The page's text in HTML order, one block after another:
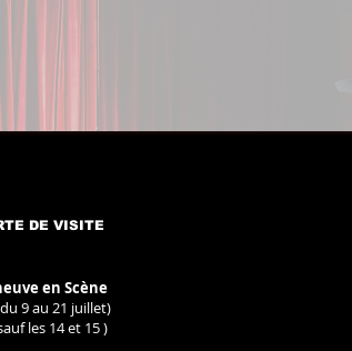
DE VISITE
en Scène
9 au 21 juillet)
les 14 et 15 )